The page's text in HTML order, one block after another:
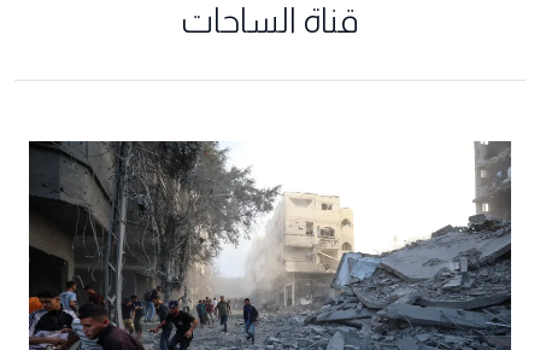
قناة الساحات